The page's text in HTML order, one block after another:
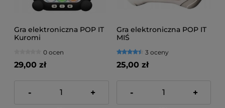
Gra elektroniczna POP IT
Kuromi
0 ocen
29,00 zł
- +
Gra elektroniczna POP IT
MIŚ
3 oceny
25,00 zł
- +